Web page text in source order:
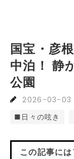
2026 -03-03
国宝・彦
中泊！ 静
公園
■日々の呟き
この記事に